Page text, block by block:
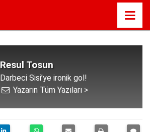
Resul Tosun
Darbeci Sisi’ye ironik gol!
Yazarın Tüm Yazıları >